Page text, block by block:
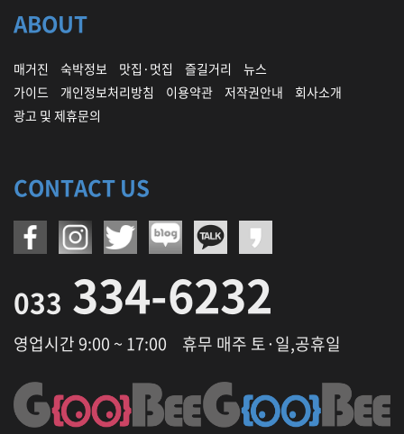
ABOUT
매거진 숙박정보 맛집·멋집 즐길거리
뉴스
가이드
개인정보처리방침 이용약관 저작권안내
회사소개
광고 및 제휴문의
CONTACT US
033 334-6232
영업시간 9:00 ~ 17:00 휴무 매주 토·일,공휴일